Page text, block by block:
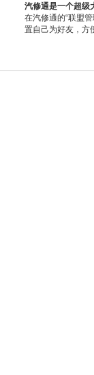
汽修通是一个超级
在汽修通的“联盟
置自己为好友，方